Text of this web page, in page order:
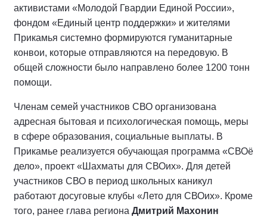
активистами «Молодой Гвардии Единой России»,
фондом «Единый центр поддержки» и жителями
Прикамья системно формируются гуманитарные
конвои, которые отправляются на передовую. В
общей сложности было направлено более 1200 тонн
помощи.
Членам семей участников СВО организована
адресная бытовая и психологическая помощь, меры
в сфере образования, социальные выплаты. В
Прикамье реализуется обучающая программа «СВОё
дело», проект «Шахматы для СВОих». Для детей
участников СВО в период школьных каникул
работают досуговые клубы «Лето для СВОих». Кроме
того, ранее глава региона Дмитрий Махонин